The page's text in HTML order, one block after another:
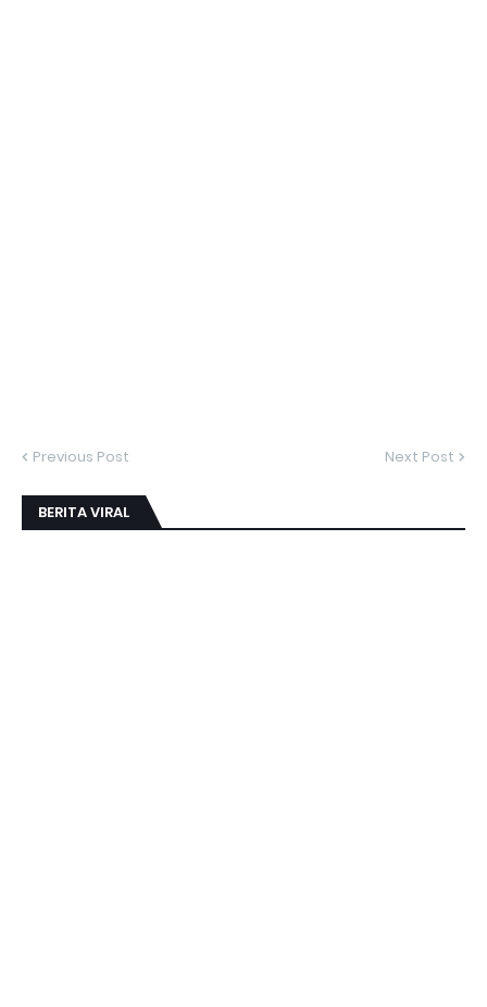
Previous Post Next Post
BERITA VIRAL